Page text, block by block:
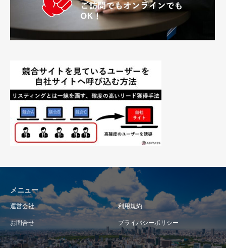
メニュー
運営会社 利用規約
お問合せ プライバシーポリシー